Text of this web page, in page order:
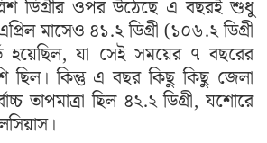
ডিগ্রীর ওপর উঠেছে এ বছরই শুধু
মাসেও ৪১.২ ডিগ্রী (১০৬.২ ডিগ্রী
হয়েছিল, যা সেই সময়ের ৭ বছরের
ছিল। কিন্তু এ বছর কিছু কিছু জেলা
তাপমাত্রা ছিল ৪২.২ ডিগ্রী, যশোরে